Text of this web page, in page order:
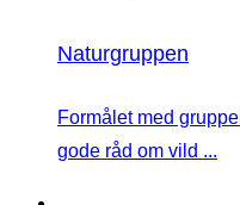
Naturgruppen
Formålet med
gode råd om vild ...